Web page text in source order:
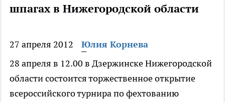
шпагах в Нижегородской области
27 апреля 2012
Юлия Корнева
28 апреля в 12.00 в Дзержинске Нижегородской
области состоится торжественное открытие
всероссийского турнира по фехтованию